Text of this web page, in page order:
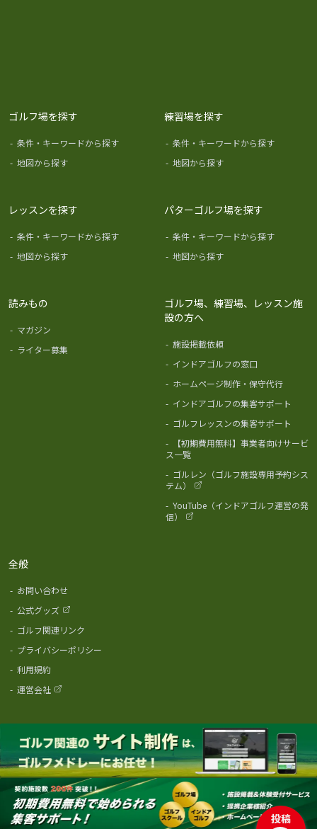
投稿
ゴルフ場を探す
- 条件・キーワードから探す
- 地図から探す
練習場を探す
- 条件・キーワードから探す
- 地図から探す
レッスンを探す
- 条件・キーワードから探す
- 地図から探す
パターゴルフ場を探す
- 条件・キーワードから探す
- 地図から探す
読みもの
- マガジン
- ライター募集
ゴルフ場、練習場、レッスン施
設の方へ
- 施設掲載依頼
- インドアゴルフの窓口
- ホームページ制作・保守代行
- インドアゴルフの集客サポート
- ゴルフレッスンの集客サポート
-
【初期費用無料】事業者向けサービ
ス一覧
- ゴルレン（ゴルフ施設専用予約シス
テム）
- YouTube（インドアゴルフ運営の発
信）
全般
- お問い合わせ
- 公式グッズ
- ゴルフ関連リンク
- プライバシーポリシー
- 利用規約
- 運営会社